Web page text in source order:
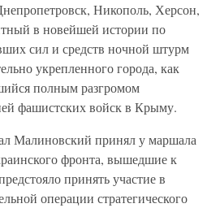
Никополь, Херсон,
в новейшей истории по
сил и средств ночной штурм
укрепленного города, как
полным разгромом
фашистских войск в Крыму.
Малиновский принял у маршала
фронта, вышедшие к
принять участие в
операции стратегического